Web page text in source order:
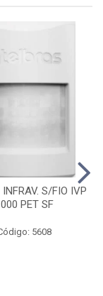
INFRAV. S/FIO IVP
PET SF
5608